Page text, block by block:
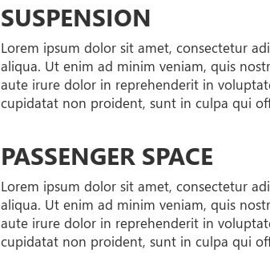
SUSPENSION
Lorem ipsum dolor sit amet, consectetur
aliqua. Ut enim ad minim veniam, quis
aute irure dolor in reprehenderit in
cupidatat non proident, sunt in culpa qui
PASSENGER SPACE
Lorem ipsum dolor sit amet, consectetur
aliqua. Ut enim ad minim veniam, quis
aute irure dolor in reprehenderit in
cupidatat non proident, sunt in culpa qui